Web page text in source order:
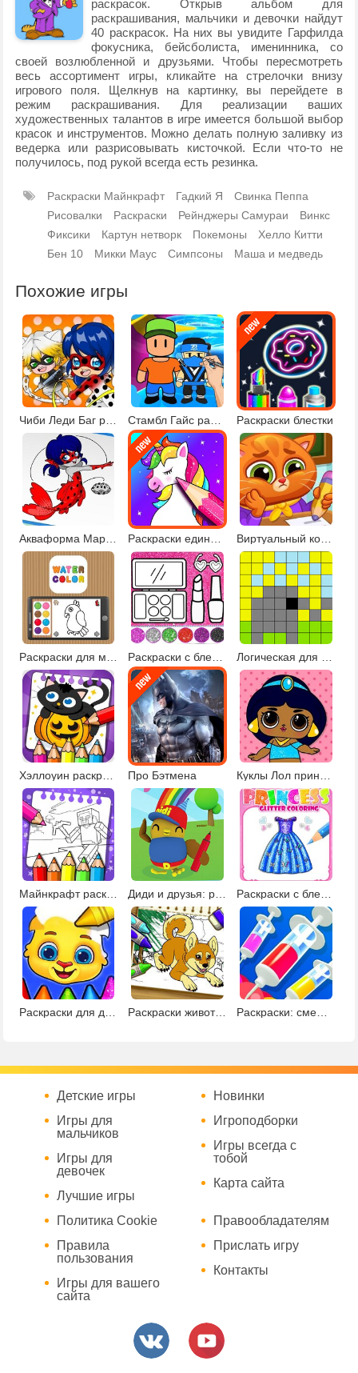
раскрасок. Открыв альбом для
раскрашивания, мальчики и девочки найдут
40 раскрасок. На них вы увидите Гарфилда
фокусника, бейсболиста, именинника, со
своей возлюбленной и друзьями. Чтобы пересмотреть
весь ассортимент игры, кликайте на стрелочки внизу
игрового поля. Щелкнув на картинку, вы перейдете в
режим раскрашивания. Для реализации ваших
художественных талантов в игре имеется большой выбор
красок и инструментов. Можно делать полную заливку из
ведерка или разрисовывать кисточкой. Если что-то не
получилось, под рукой всегда есть резинка.
Раскраски Майнкрафт Гадкий Я
Свинка Пеппа
Рисовалки
Раскраски Рейнджеры Самураи
Винкс
Фиксики
Картун нетворк Покемоны
Хелло Китти
Бен 10
Микки Маус Симпсоны Маша и медведь
Похожие игры
Чиби Леди Баг раскраска Раскраски блестки
Акваформа Маринетт и друзья Виртуальный кот в школе
Раскраски с блестками и нейл-арт
Хэллоуин раскраски и рисовалки Про Бэтмена
Майнкрафт раскраски Диди и друзья: развивающие раскраски Раскраски с блестками
Раскраски животных с креатором 2 Раскраски: смешай цвета
Детские игры
Игры для
мальчиков
Игры для
девочек
Лучшие игры
Новинки
Игроподборки
Игры всегда с
тобой
Карта сайта
Политика Cookie
Правила
пользования
Игры для вашего
сайта
Правообладателям
Прислать игру
Контакты